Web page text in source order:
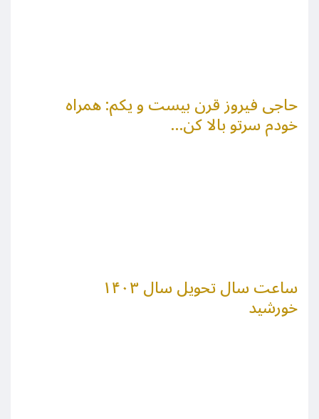
حاجی فیروز قرن بیست و یکم:‌ همراه
خودم سرتو بالا کن…
ساعت سال تحویل سال ۱۴۰۳
خورشید